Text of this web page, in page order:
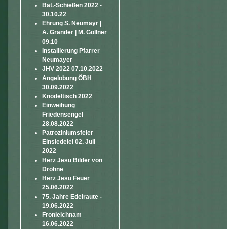
Bat.-Schießen 2022 -
30.10.22
Ehrung S. Neumayr |
A. Grander | M. Gollner
09.10
Installierung Pfarrer
Neumayer
JHV 2022 07.10.2022
Angelobung ÖBH
30.09.2022
Knödeltisch 2022
Einweihung
Friedensengel
28.08.2022
Patroziniumsfeier
Einsiedelei 02. Juli
2022
Herz Jesu Bilder von
Drohne
Herz Jesu Feuer
25.06.2022
75. Jahre Edelraute -
19.06.2022
Fronleichnam
16.06.2022